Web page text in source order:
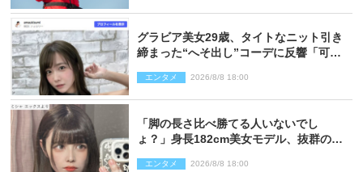
グラビア美女29歳、タイトなニット引き
締まった“へそ出し”コーデに反響「可愛
エンタメ 2026/8/8 18:00
「脚の長さ比べ勝てる人いないでし
ょ？」身長182cm美女モデル、抜群のプ
エンタメ 2026/8/8 18:00